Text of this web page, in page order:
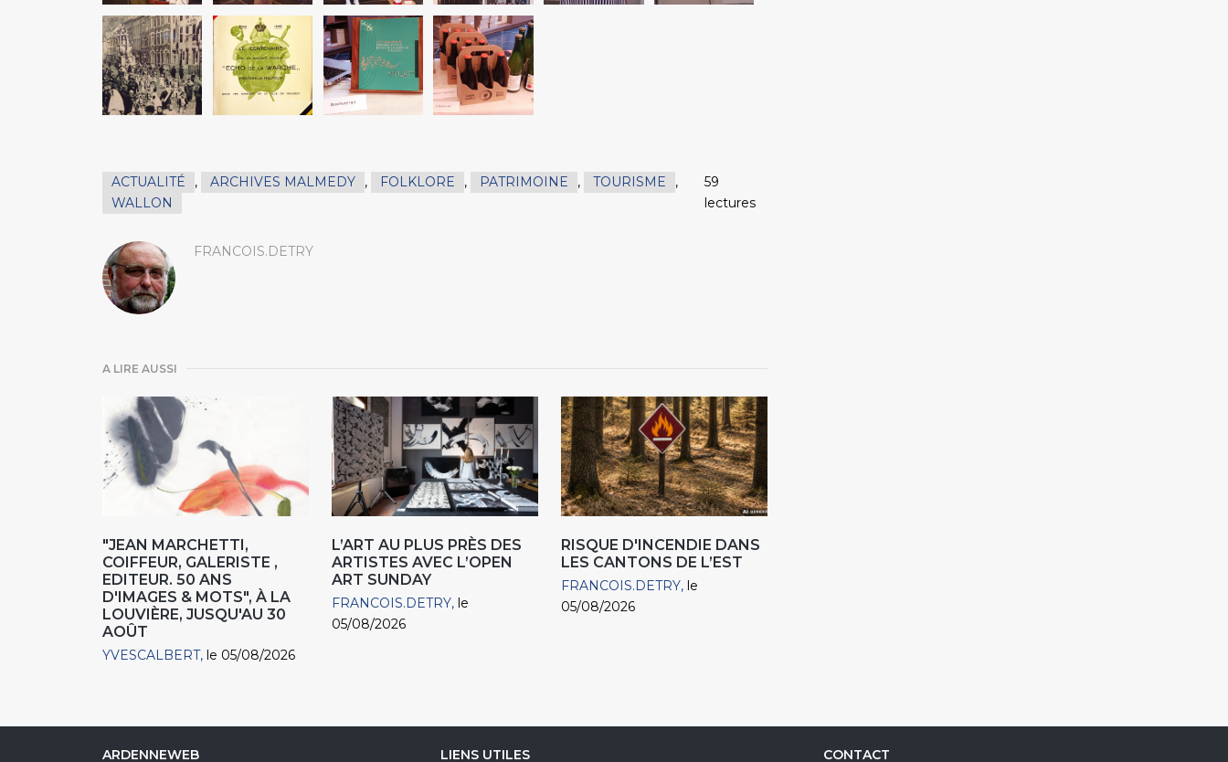
ACTUALITÉ , ARCHIVES MALMEDY , FOLKLORE , PATRIMOINE , TOURISME
,
WALLON
59
lectures
FRANCOIS.DETRY
A LIRE AUSSI
"JEAN MARCHETTI,
COIFFEUR, GALERISTE ,
EDITEUR. 50 ANS
D'IMAGES & MOTS", À LA
LOUVIÈRE, JUSQU'AU 30
AOÛT
YVESCALBERT le 05/08/2026
L’ART AU PLUS PRÈS DES
ARTISTES AVEC L’OPEN
ART SUNDAY
FRANCOIS.DETRY
le
05/08/2026
RISQUE D'INCENDIE DANS
LES CANTONS DE L’EST
FRANCOIS.DETRY
le
05/08/2026
ARDENNEWEB LIENS UTILES CONTACT